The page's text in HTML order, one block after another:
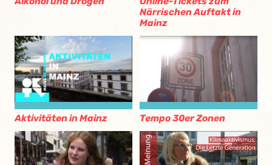
Närrischen Auftakt in
Mainz
Aktivitäten in Mainz Tempo 30er Zonen